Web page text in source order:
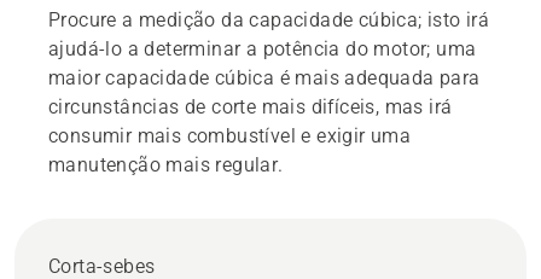
Procure a medição da capacidade cúbica; isto irá
ajudá-lo a determinar a potência do motor; uma
maior capacidade cúbica é mais adequada para
circunstâncias de corte mais difíceis, mas irá
consumir mais combustível e exigir uma
manutenção mais regular.
Corta-sebes